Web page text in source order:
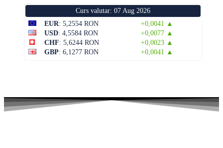
Curs valutar: 07 Aug 2026
EUR: 5,2554 RON
+0,0041 ▲
USD: 4,5584 RON
+0,0077 ▲
CHF: 5,6244 RON
+0,0023 ▲
GBP: 6,1277 RON +0,0041 ▲